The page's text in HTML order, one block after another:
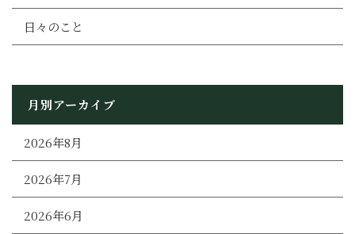
日々のこと
月別アーカイブ
2026年8月
2026年7月
2026年6月